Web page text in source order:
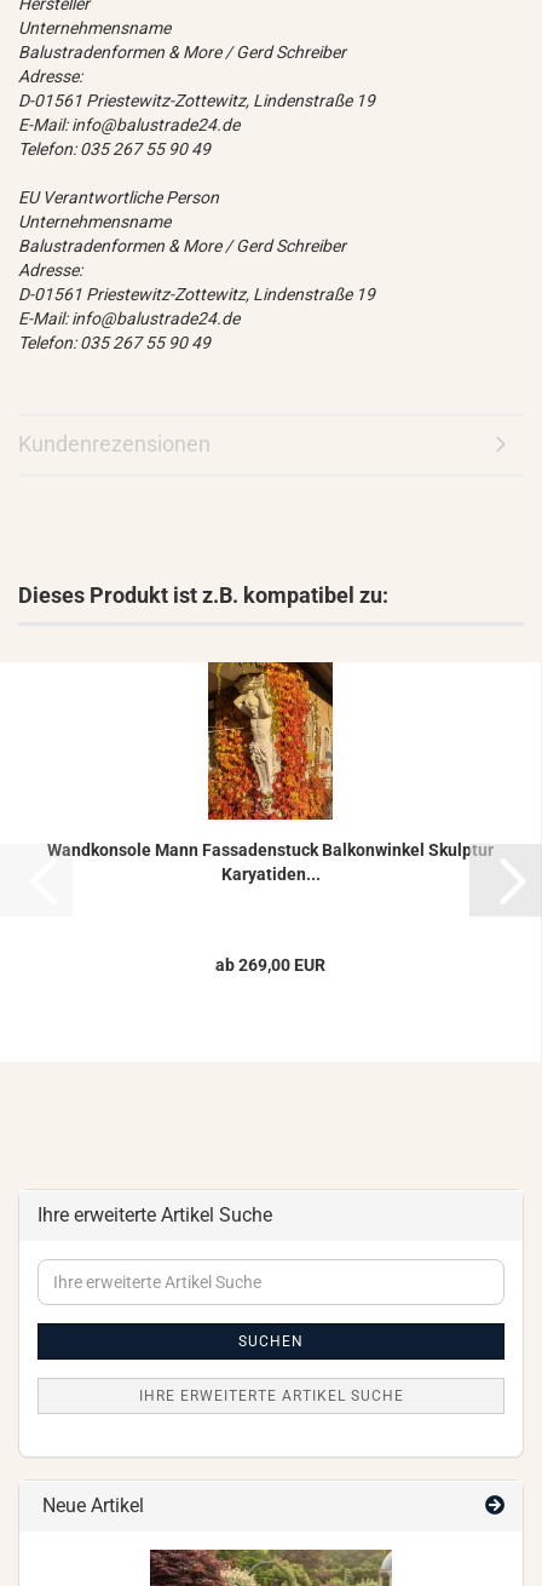
Unternehmensname
Balustradenformen & More / Gerd Schreiber
Adresse:
D-01561 Priestewitz-Zottewitz, Lindenstraße 19
E-Mail: info@balustrade24.de
Telefon: 035 267 55 90 49
EU Verantwortliche Person
Unternehmensname
Balustradenformen & More / Gerd Schreiber
Adresse:
D-01561 Priestewitz-Zottewitz, Lindenstraße 19
E-Mail: info@balustrade24.de
Telefon: 035 267 55 90 49
Kundenrezensionen
Dieses Produkt ist z.B. kompatibel zu:
Wand­kon­so­le Mann Fas­sa­den­stuck Bal­kon­win­kel Skulp­tur
Ka­rya­ti­den...
ab 269,00 EUR
Ihre erweiterte Artikel Suche
Ihre
erweiterte
SUCHEN
IHRE ERWEITERTE ARTIKEL SUCHE
Neue Artikel